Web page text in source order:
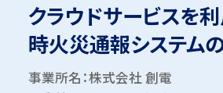
クラウドサービスを利
時火災通報システム
事業所名：株式会社 創電